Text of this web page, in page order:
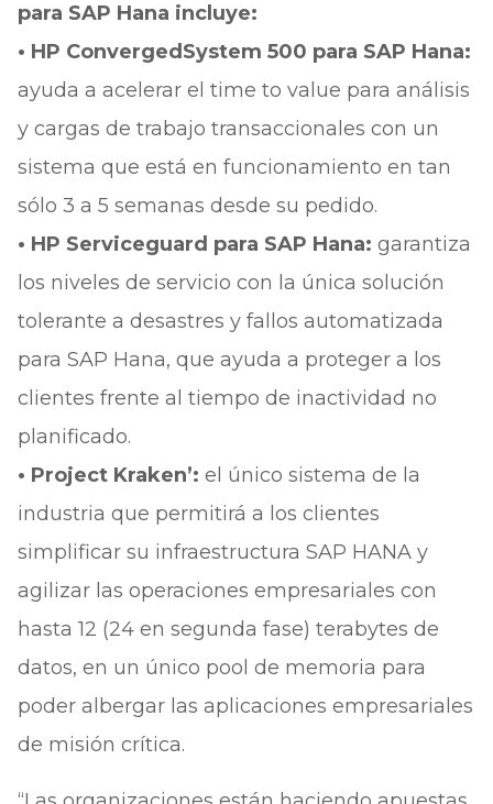
para SAP Hana incluye:
• HP ConvergedSystem 500 para SAP Hana:
ayuda a acelerar el time to value para análisis
y cargas de trabajo transaccionales con un
sistema que está en funcionamiento en tan
sólo 3 a 5 semanas desde su pedido.
• HP Serviceguard para SAP Hana: garantiza
los niveles de servicio con la única solución
tolerante a desastres y fallos automatizada
para SAP Hana, que ayuda a proteger a los
clientes frente al tiempo de inactividad no
planificado.
• Project Kraken’: el único sistema de la
industria que permitirá a los clientes
simplificar su infraestructura SAP HANA y
agilizar las operaciones empresariales con
hasta 12 (24 en segunda fase) terabytes de
datos, en un único pool de memoria para
poder albergar las aplicaciones empresariales
de misión crítica.